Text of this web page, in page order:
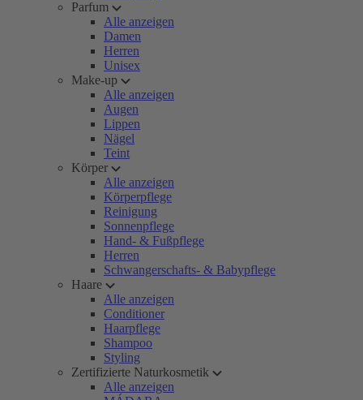
Parfum
Alle anzeigen
Damen
Herren
Unisex
Make-up
Alle anzeigen
Augen
Lippen
Nägel
Teint
Körper
Alle anzeigen
Körperpflege
Reinigung
Sonnenpflege
Hand- & Fußpflege
Herren
Schwangerschafts- & Babypflege
Haare
Alle anzeigen
Conditioner
Haarpflege
Shampoo
Styling
Zertifizierte Naturkosmetik
Alle anzeigen